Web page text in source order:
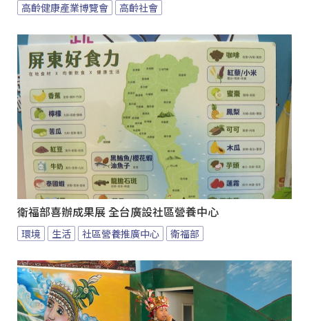
高齡健康產業博覽會
高齡社會
衛福部喜辦成果展 全台廣設社區營養中心
環境 生活 社區營養推廣中心 衛福部